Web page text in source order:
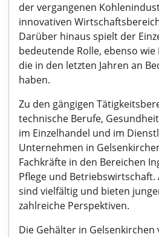
der vergangenen
innovativen
Darüber hinaus spielt der
bedeutende Rolle, ebenso
die in den letzten Jahren an
haben.
Zu den gängigen
technische Berufe,
im Einzelhandel und im
Unternehmen in
Fachkräfte in den Bereichen
Pflege und
sind vielfältig und bieten
zahlreiche Perspektiven.
Die Gehälter in Gelsenkirchen